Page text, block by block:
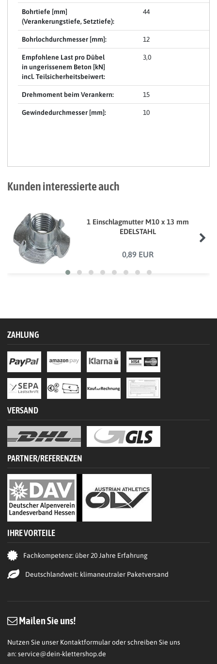
Bohrtiefe [mm]
(Verankerungstiefe, Setztiefe):
44
Bohrlochdurchmesser [mm]: 12
Empfohlene Last pro Dübel
in ungerissenem Beton [kN]
incl. Teilsicherheitsbeiwert:
3,0
Drehmoment beim Verankern: 15
Gewindedurchmesser [mm]: 10
Kunden interessierte auch
1 Einschlagmutter M10 x 13 mm
EDELSTAHL
0,89 EUR
ZAHLUNG
VERSAND
PARTNER/REFERENZEN
IHRE VORTEILE
Fachkompetenz: über 20 Jahre Erfahrung
Deutschlandweit: klimaneutraler Paketversand
Mailen Sie uns!
Nutzen Sie unser Kontaktformular oder schreiben Sie uns
an: service@dein-klettershop.de